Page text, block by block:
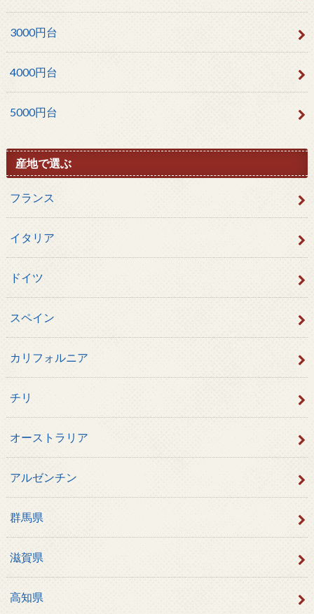
3000円台
4000円台
5000円台
産地で選ぶ
フランス
イタリア
ドイツ
スペイン
カリフォルニア
チリ
オーストラリア
アルゼンチン
群馬県
滋賀県
高知県